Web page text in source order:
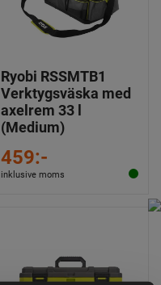
Ryobi RSSMTB1
Verktygsväska med
axelrem 33 l
(Medium)
459:-
inklusive moms